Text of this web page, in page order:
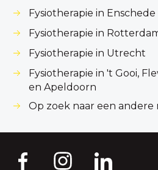
Fysiotherapie in Enschede
Fysiotherapie in
Fysiotherapie in Utrecht
Fysiotherapie in 't Gooi,
en Apeldoorn
Op zoek naar een andere